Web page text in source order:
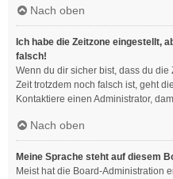
Nach oben
Ich habe die Zeitzone eingestellt,
falsch!
Wenn du dir sicher bist, dass du
Zeit trotzdem noch falsch ist, geht
Kontaktiere einen Administrator,
Nach oben
Meine Sprache steht auf diesem
Meist hat die Board-Administration